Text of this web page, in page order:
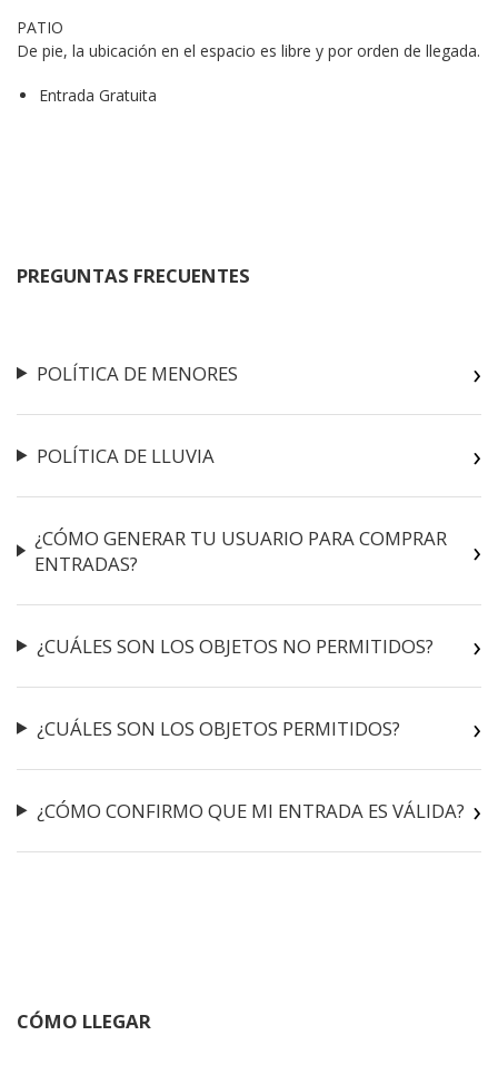
PATIO
De pie, la ubicación en el espacio es libre y por orden de llegada.
Entrada Gratuita
PREGUNTAS FRECUENTES
POLÍTICA DE MENORES
POLÍTICA DE LLUVIA
¿CÓMO GENERAR TU USUARIO PARA COMPRAR
ENTRADAS?
¿CUÁLES SON LOS OBJETOS NO PERMITIDOS?
¿CUÁLES SON LOS OBJETOS PERMITIDOS?
¿CÓMO CONFIRMO QUE MI ENTRADA ES VÁLIDA?
CÓMO LLEGAR